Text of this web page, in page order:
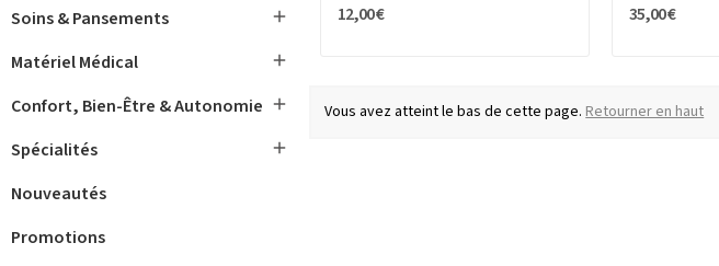
Soins & Pansements 
Matériel Médical 
Confort, Bien-Être & Autonomie 
Spécialités 
Nouveautés
Promotions
12,00 € 35,00 €
Vous avez atteint le bas de cette page. Retourner en haut